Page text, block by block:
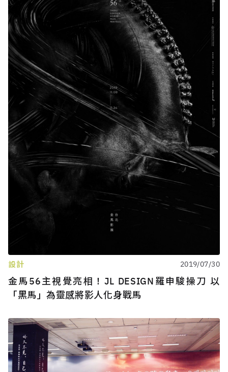
設計 2019/07/30
金馬56主視覺亮相！JL DESIGN羅申駿操刀 以
「黑馬」為靈感將影人化身戰馬